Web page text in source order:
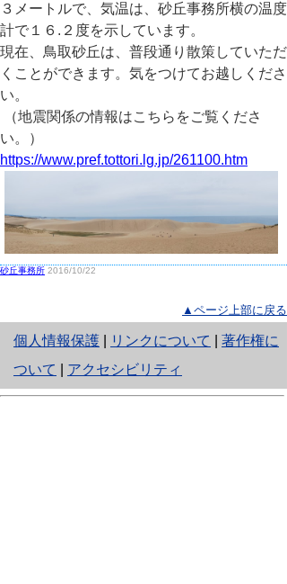
３メートルで、気温は、砂丘事務所横の温度
計で１６.２度を示しています。
現在、鳥取砂丘は、普段通り散策していただ
くことができます。気をつけてお越しくださ
い。
（地震関係の情報はこちらをご覧くださ
い。）
https://www.pref.tottori.lg.jp/261100.htm
砂丘事務所 2016/10/22
▲ページ上部に戻る
個人情報保護
と
り
ネ
リンクについて
著作権に
ついて
アクセシビリティ